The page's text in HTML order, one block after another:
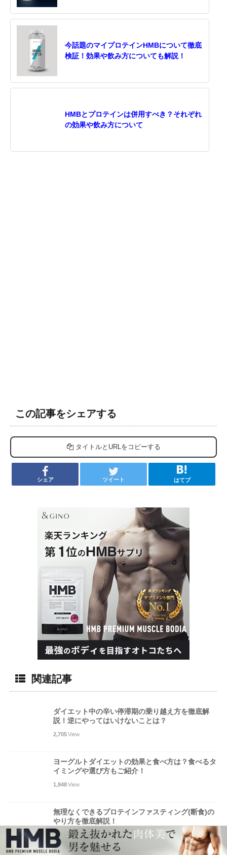
今話題のマイプロテインHMBについて徹底
検証！効果や飲み方についても解説！
HMBとプロテインは併用すべき？それぞれ
の効果や飲み方について
この記事をシェアする
タイトルとURLをコピーする
シェア ツイート はてブ
関連記事
ダイエット中の辛い停滞期の乗り越え方を徹底解
説！逆にやってはいけないことは？
2,705View
ヨーグルトダイエットの効果と食べ方は？食べるタ
イミングや選び方もご紹介！
1,948View
無理なくできるプロテインファスティング(断食)の
やり方を徹底解説！
5,136 View